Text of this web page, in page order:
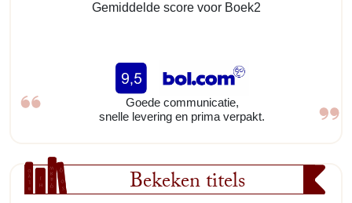
Gemiddelde score voor Boek2
Goede communicatie,
snelle levering en prima verpakt.
Bekeken titels